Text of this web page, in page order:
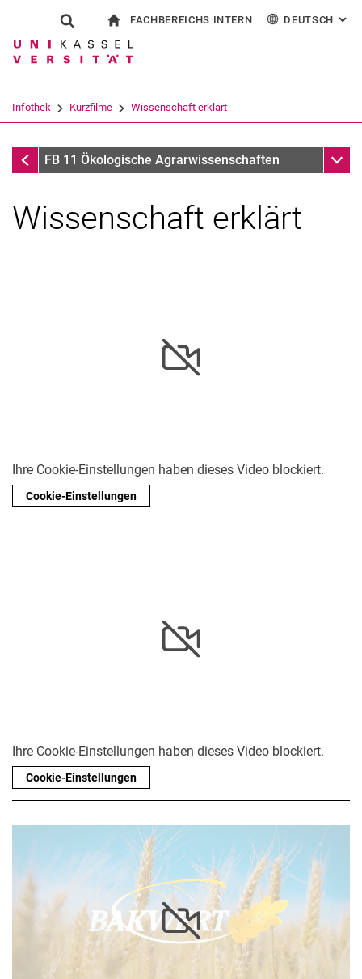
Springe direkt zu: Inhalt
Springe direkt zu: Suche
Springe direkt zu:
Suchformular
Suchbegriff
Suchen (öffnet externen Link in einem
FACHBEREICHS INTERN DEUTSCH :
Infothek Kurzfilme Wissenschaft erklärt
Kurzfilme
FB 11 Ökologische Agrarwissenschaften
Kurzfilme
Geschichte des Fachbereich Ökologische Agrarwissenschaften
Witzenhausen und der Kolonialismus
Wissenschaft erklärt
Ihre Cookie-Einstellungen haben dieses Video blockiert.
Cookie-Einstellungen
Ihre Cookie-Einstellungen haben dieses Video blockiert.
Cookie-Einstellungen